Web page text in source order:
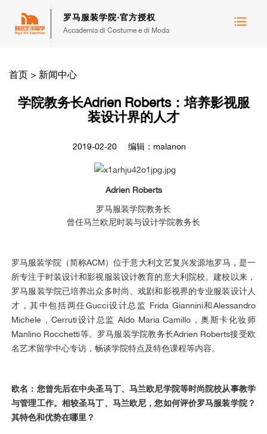
罗马服装学院·官方授权
Accademia di Costume e di Moda
首页 > 新闻中心
学院教务长Adrien Roberts：培养影视服
装设计界的人才
2019-02-20 编辑：malanon
Adrien Roberts
罗马服装学院教务长
曾任马兰欧尼时装与设计学院教务长
罗马服装学院（简称ACM）位于意大利文艺复兴发源地罗马，是一
所专注于时装设计和影视服装设计教育的意大利院校。建校以来，
罗马服装学院已培养出众多时尚、戏剧和影视界的专业服装设计人
才，其中包括两任Gucci设计总监 Frida Giannini和Alessandro
Michele，Cerruti设计总监 Aldo Maria Camillo，奥斯卡化妆师
Manlino Rocchetti等。罗马服装学院教务长Adrien Roberts接受欧
名艺术留学中心专访，畅谈学院特点及特色课程等内容。
欧名：您曾先后在中央圣马丁、马兰欧尼学院等时尚院校从事教学
与管理工作。相较圣马丁、马兰欧尼，您如何评价罗马服装学院？
其特色和优势在哪里？